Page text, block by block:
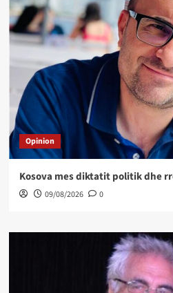
Opinion
Kosova mes diktatit politik dhe
09/08/2026 0